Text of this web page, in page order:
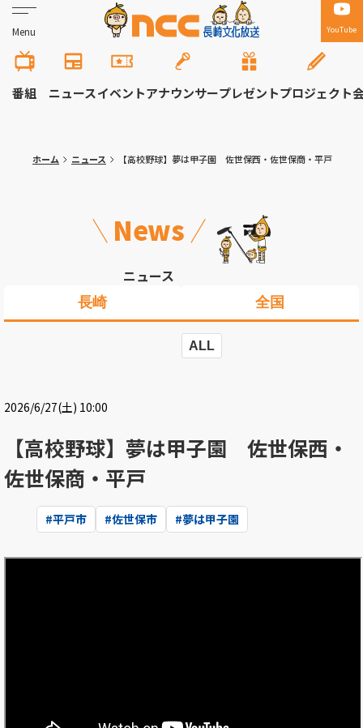
Menu YouTube
番組 ニュースイベントアナウンサープレゼントプロジェクト
ホーム ニュース 【高校野球】夢は甲子園 佐世保西・佐世保商・平戸
News
ニュース
長崎 全国
ALL
2026/6/27(土) 10:00
【高校野球】夢は甲子園 佐世保西・
佐世保商・平戸
#平戸市 #佐世保市 #夢は甲子園